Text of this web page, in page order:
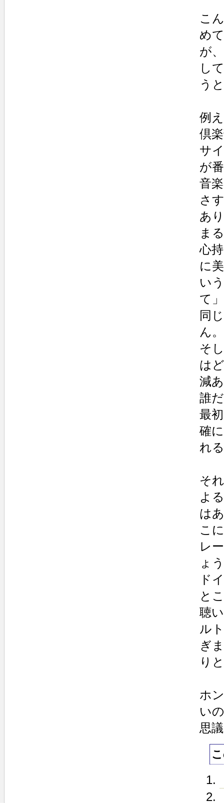
こ
め
が
し
う
例
倶
サ
が
音
さ
あ
ま
心
に
い
て
同
ん。
そ
は
減
誰
最
確
れ
そ
よ
は
こ
レ
ょ
ド
と
聴
ル
ぎ
り
ホ
い
思